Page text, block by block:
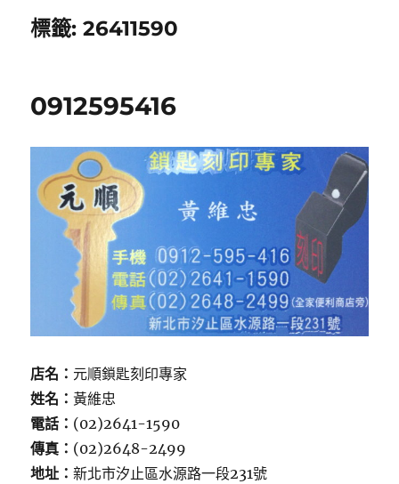
標籤:26411590
0912595416
店名： 元順鎖匙刻印專家
姓名： 黃維忠
電話： (02)2641-1590
傳真： (02)2648-2499
地址：新北市汐止區水源路一段231號